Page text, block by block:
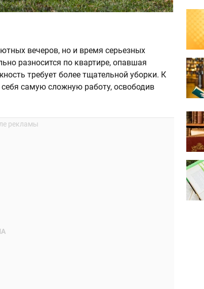
вечеров, но и время серьезных
разносится по квартире, опавшая
требует более тщательной уборки. К
самую сложную работу, освободив